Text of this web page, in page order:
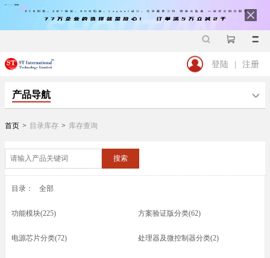
登陆 | 注册
产品导航
首页 > 目录库存 > 库存查询
搜索
目录： 全部
功能模块(225) 方案验证版分类(62)
电源芯片分类(72) 处理器及微控制器分类(2)